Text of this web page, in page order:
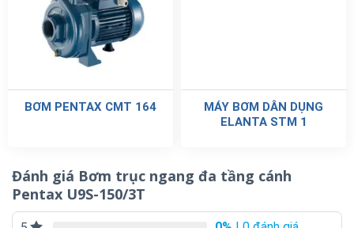
BƠM PENTAX CMT 164
MÁY BƠM DÂN DỤNG
ELANTA STM 1
Đánh giá Bơm trục ngang đa tầng cánh
Pentax U9S-150/3T